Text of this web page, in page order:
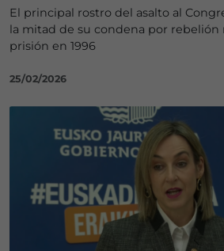
El principal rostro del asalto al
la mitad de su condena por rebelión
prisión en 1996
25/02/2026